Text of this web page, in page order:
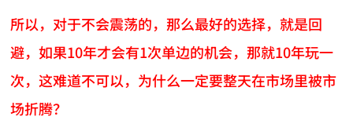
所以，对于不会震荡的，那么最好的选择，就是回
避，如果10年才会有1次单边的机会，那就10年玩一
次，这难道不可以，为什么一定要整天在市场里被市
场折腾？